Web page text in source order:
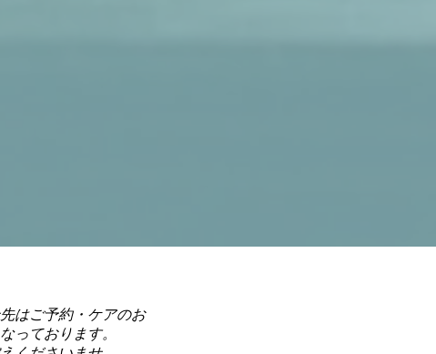
はご予約・ケアのお
っております。